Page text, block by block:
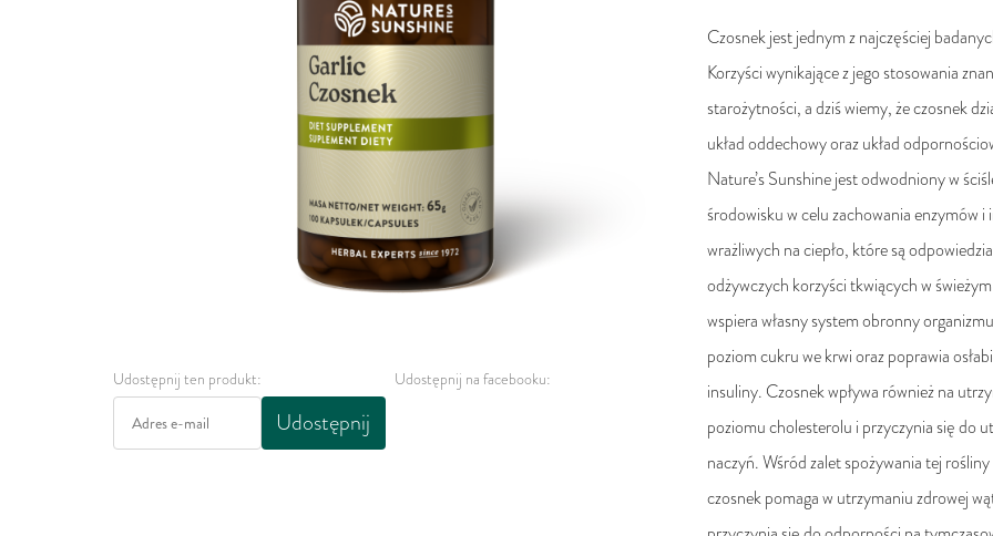
Udostępnij ten produkt:
Udostępnij
Udostępnij na facebooku:
Czosnek jest jednym z najczęściej
Korzyści wynikające z jego stosowania
starożytności, a dziś wiemy, że czosnek
układ oddechowy oraz układ
Nature’s Sunshine jest odwodniony w
środowisku w celu zachowania enzymów i
wrażliwych na ciepło, które są
odżywczych korzyści tkwiących w
wspiera własny system obronny
poziom cukru we krwi oraz poprawia
insuliny. Czosnek wpływa również na
poziomu cholesterolu i przyczynia się do
naczyń. Wśród zalet spożywania tej
czosnek pomaga w utrzymaniu zdrowej